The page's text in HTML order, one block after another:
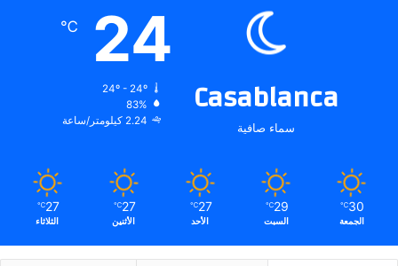
Casablanca
سماء صافية
24
℃
24º - 24º
83%
2.24 كيلومتر/ساعة
30
℃
الجمعة
29
℃
السبت
27
℃
الأحد
27
℃
الأثنين
27
℃
الثلاثاء